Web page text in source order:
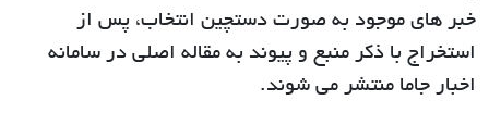
خبر های موجود به صورت دستچین انتخاب، پس از
استخراج با ذکر منبع و پیوند به مقاله اصلی در سامانه
اخبار جاما منتشر می شوند.